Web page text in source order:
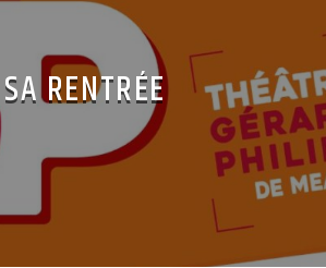
RENTRÉE